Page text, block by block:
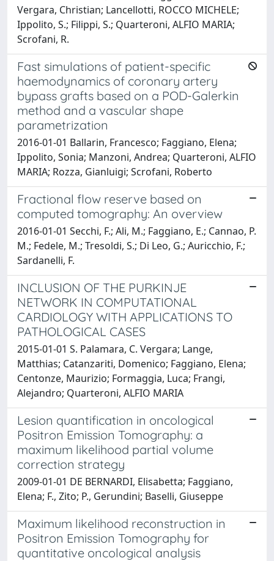
Vergara, Christian; Lancellotti, ROCCO MICHELE;
Ippolito, S.; Filippi, S.; Quarteroni, ALFIO MARIA;
Scrofani, R.
Fast simulations of patient-specific
haemodynamics of coronary artery
bypass grafts based on a POD-Galerkin
method and a vascular shape
parametrization
2016-01-01 Ballarin, Francesco; Faggiano, Elena;
Ippolito, Sonia; Manzoni, Andrea; Quarteroni, ALFIO
MARIA; Rozza, Gianluigi; Scrofani, Roberto
Fractional flow reserve based on
computed tomography: An overview
2016-01-01 Secchi, F.; Ali, M.; Faggiano, E.; Cannao, P.
M.; Fedele, M.; Tresoldi, S.; Di Leo, G.; Auricchio, F.;
Sardanelli, F.
INCLUSION OF THE PURKINJE
NETWORK IN COMPUTATIONAL
CARDIOLOGY WITH APPLICATIONS TO
PATHOLOGICAL CASES
2015-01-01 S. Palamara, C. Vergara; Lange,
Matthias; Catanzariti, Domenico; Faggiano, Elena;
Centonze, Maurizio; Formaggia, Luca; Frangi,
Alejandro; Quarteroni, ALFIO MARIA
Lesion quantification in oncological
Positron Emission Tomography: a
maximum likelihood partial volume
correction strategy
2009-01-01 DE BERNARDI, Elisabetta; Faggiano,
Elena; F., Zito; P., Gerundini; Baselli, Giuseppe
Maximum likelihood reconstruction in
Positron Emission Tomography for
quantitative oncological analysis